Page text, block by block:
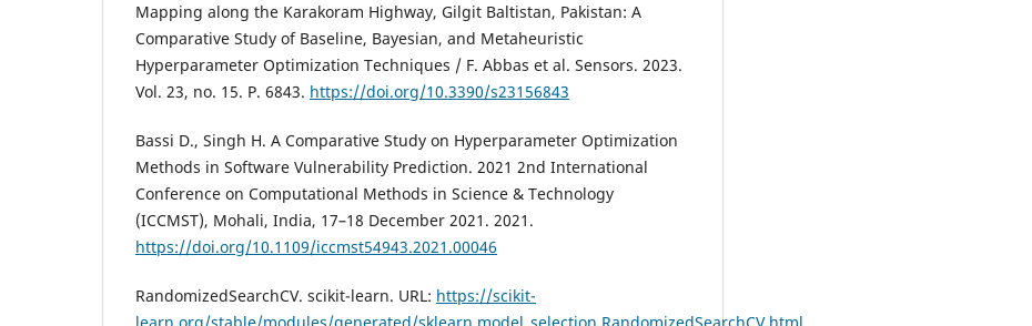
Mapping along the Karakoram Highway, Gilgit Baltistan, Pakistan: A
Comparative Study of Baseline, Bayesian, and Metaheuristic
Hyperparameter Optimization Techniques / F. Abbas et al. Sensors. 2023.
Vol. 23, no. 15. P. 6843. https://doi.org/10.3390/s23156843
Bassi D., Singh H. A Comparative Study on Hyperparameter Optimization
Methods in Software Vulnerability Prediction. 2021 2nd International
Conference on Computational Methods in Science & Technology
(ICCMST), Mohali, India, 17–18 December 2021. 2021.
https://doi.org/10.1109/iccmst54943.2021.00046
RandomizedSearchCV. scikit-learn. URL: https://scikit-